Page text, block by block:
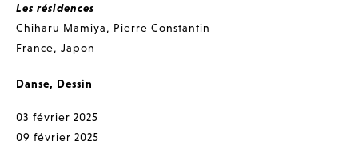
Les résidences
Chiharu Mamiya, Pierre Constantin
France, Japon
Danse, Dessin
03 février 2025
09 février 2025